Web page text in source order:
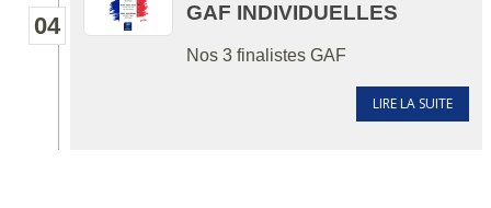
04
GAF INDIVIDUELLES
Nos 3 finalistes GAF
LIRE LA SUITE